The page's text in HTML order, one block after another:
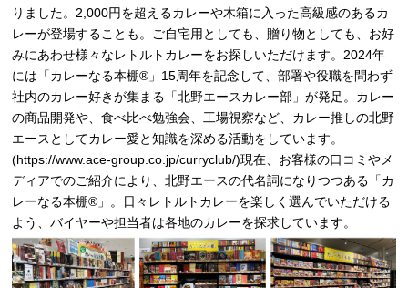
りました。2,000円を超えるカレーや木箱に入った高級感のあるカ
レーが登場することも。ご自宅用としても、贈り物としても、お好
みにあわせ様々なレトルトカレーをお探しいただけます。2024年
には「カレーなる本棚®」15周年を記念して、部署や役職を問わず
社内のカレー好きが集まる「北野エースカレー部」が発足。カレー
の商品開発や、食べ比べ勉強会、工場視察など、カレー推しの北野
エースとしてカレー愛と知識を深める活動をしています。
(https://www.ace-group.co.jp/curryclub/)現在、お客様の口コミやメ
ディアでのご紹介により、北野エースの代名詞になりつつある「カ
レーなる本棚®」。日々レトルトカレーを楽しく選んでいただける
よう、バイヤーや担当者は各地のカレーを探求しています。